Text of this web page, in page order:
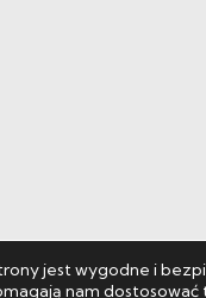
jest wygodne i
nam dostosować